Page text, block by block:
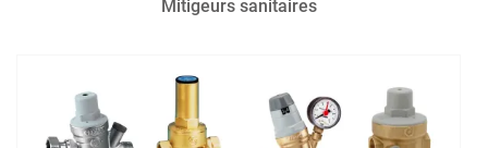
Mitigeurs sanitaires